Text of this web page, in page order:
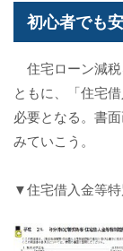
初心者でも
住宅ローン減税
ともに、「住宅
必要となる。書
みていこう。
▼住宅借入金等